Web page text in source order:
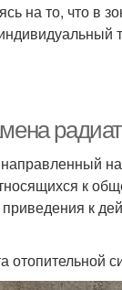
на то, что в
к
к
отопительной